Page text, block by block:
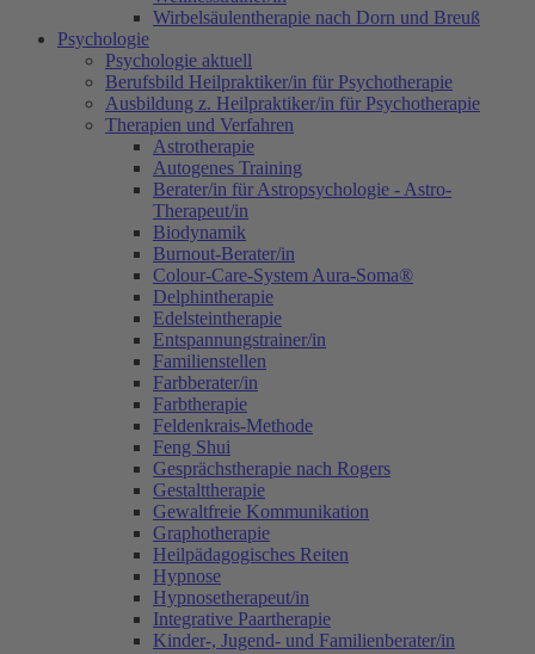
Wirbelsäulentherapie nach Dorn und Breuß
Psychologie
Psychologie aktuell
Berufsbild Heilpraktiker/in für Psychotherapie
Ausbildung z. Heilpraktiker/in für Psychotherapie
Therapien und Verfahren
Astrotherapie
Autogenes Training
Berater/in für Astropsychologie - Astro-
Therapeut/in
Biodynamik
Burnout-Berater/in
Colour-Care-System Aura-Soma®
Delphintherapie
Edelsteintherapie
Entspannungstrainer/in
Familienstellen
Farbberater/in
Farbtherapie
Feldenkrais-Methode
Feng Shui
Gesprächstherapie nach Rogers
Gestalttherapie
Gewaltfreie Kommunikation
Graphotherapie
Heilpädagogisches Reiten
Hypnose
Hypnosetherapeut/in
Integrative Paartherapie
Kinder-, Jugend- und Familienberater/in